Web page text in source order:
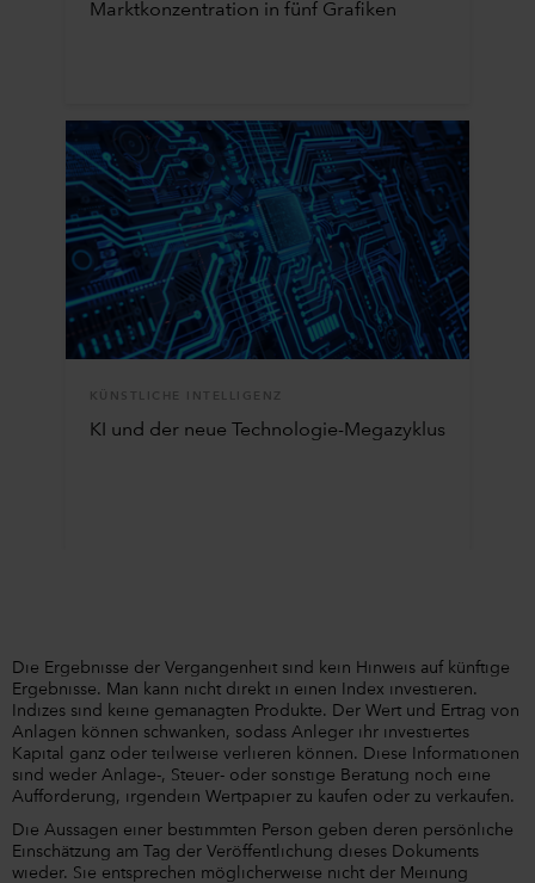
Marktkonzentration in fünf Grafiken
KÜNSTLICHE INTELLIGENZ
KI und der neue Technologie-Megazyklus
Die Ergebnisse der Vergangenheit sind kein Hinweis auf künftige
Ergebnisse. Man kann nicht direkt in einen Index investieren.
Indizes sind keine gemanagten Produkte. Der Wert und Ertrag von
Anlagen können schwanken, sodass Anleger ihr investiertes
Kapital ganz oder teilweise verlieren können. Diese Informationen
sind weder Anlage-, Steuer- oder sonstige Beratung noch eine
Aufforderung, irgendein Wertpapier zu kaufen oder zu verkaufen.
Die Aussagen einer bestimmten Person geben deren persönliche
Einschätzung am Tag der Veröffentlichung dieses Dokuments
wieder. Sie entsprechen möglicherweise nicht der Meinung